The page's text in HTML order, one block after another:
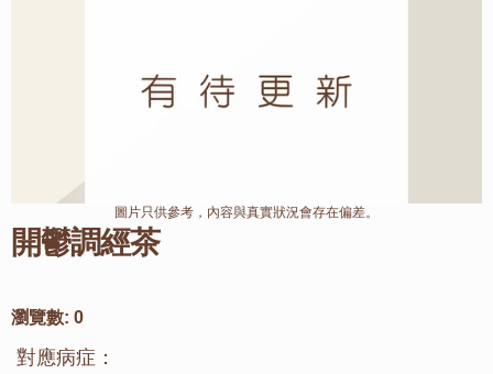
開鬱調經茶
瀏覽數: 0
對應病症：
圖片只供參考，內容與真實狀況會存在偏差。